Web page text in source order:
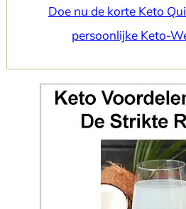
Doe nu de korte Keto
persoonlijke Keto-